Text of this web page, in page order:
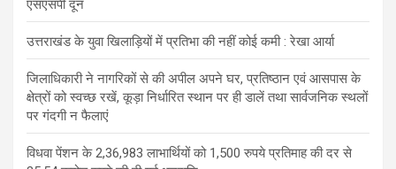
एसएसपी दून
उत्तराखंड के युवा खिलाड़ियों में प्रतिभा की नहीं कोई कमी : रेखा आर्या
जिलाधिकारी ने नागरिकों से की अपील अपने घर, प्रतिष्ठान एवं आसपास के
क्षेत्रों को स्वच्छ रखें, कूड़ा निर्धारित स्थान पर ही डालें तथा सार्वजनिक स्थलों
पर गंदगी न फैलाएं
विधवा पेंशन के 2,36,983 लाभार्थियों को 1,500 रुपये प्रतिमाह की दर से